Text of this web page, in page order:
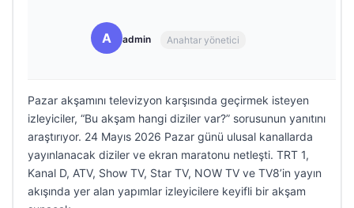
A admin Anahtar yönetici
Pazar akşamını televizyon karşısında geçirmek isteyen
izleyiciler, “Bu akşam hangi diziler var?” sorusunun yanıtını
araştırıyor. 24 Mayıs 2026 Pazar günü ulusal kanallarda
yayınlanacak diziler ve ekran maratonu netleşti. TRT 1,
Kanal D, ATV, Show TV, Star TV, NOW TV ve TV8’in yayın
akışında yer alan yapımlar izleyicilere keyifli bir akşam